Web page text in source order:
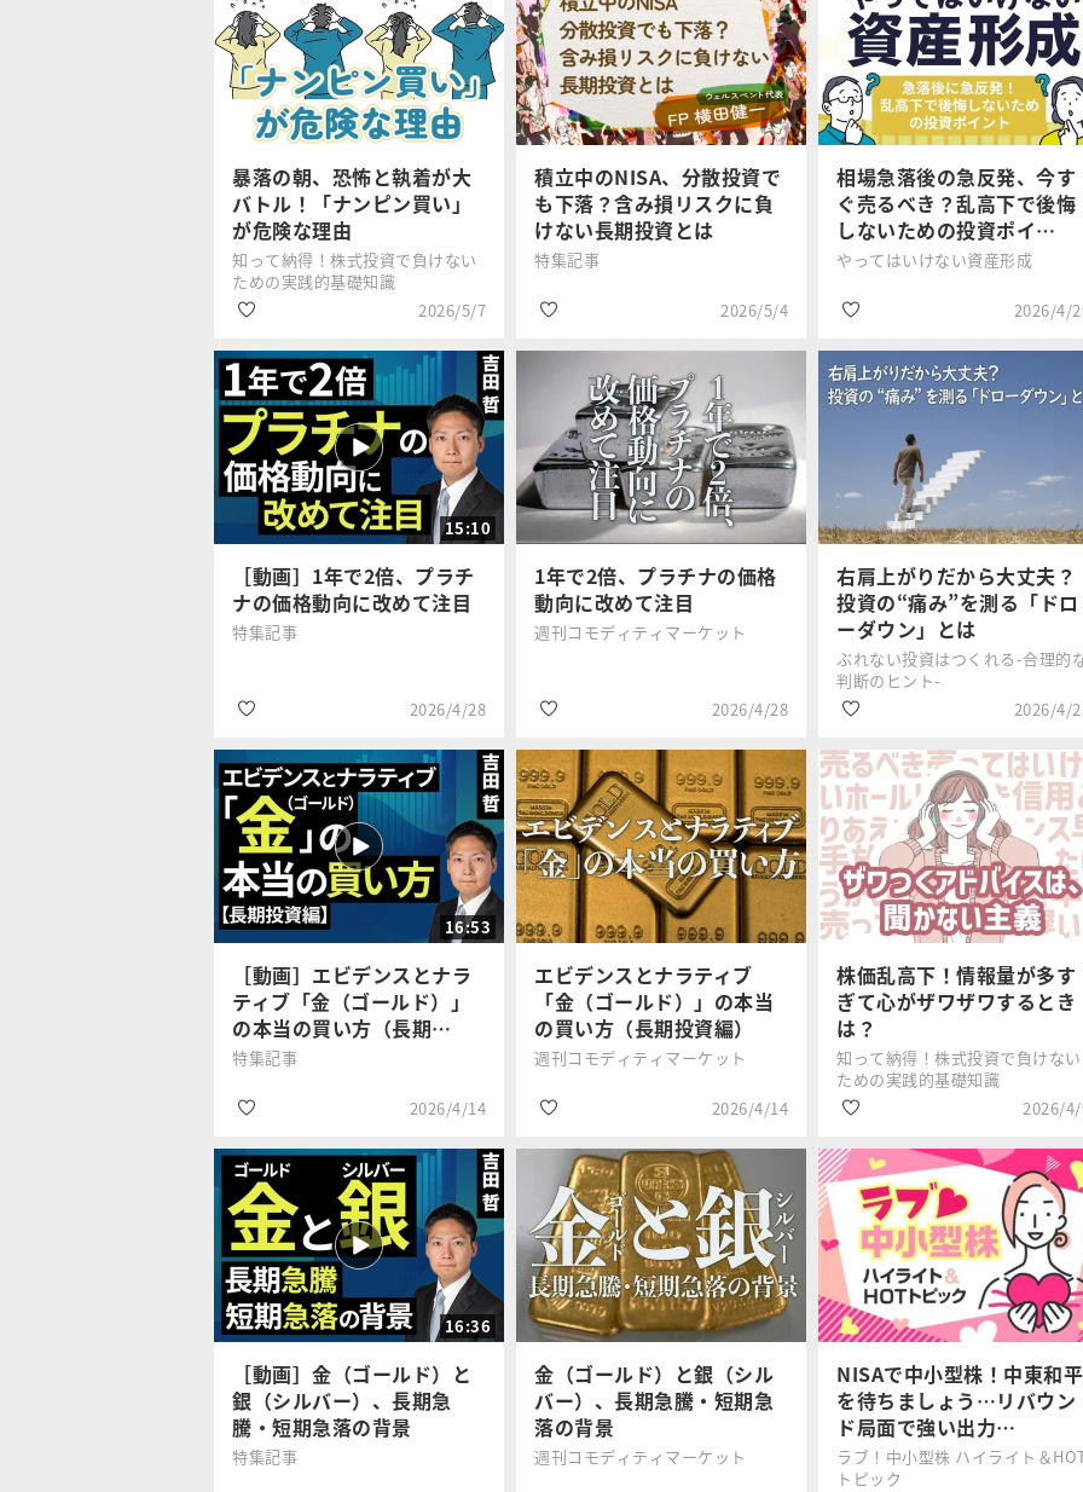
西崎努
#波乱相場
#資産形成
#NISA
上源 悠詞
#資産形成
#波乱相場
#投資信託
岡村 友哉
#新興株
#NISA
#波乱相場
暴落の朝、恐怖と執着が大
バトル！「ナンピン買い」
が危険な理由
知って納得！株式投資で負けない
ための実践的基礎知識
2026/5/7
足立 武志
#投資ルール
#損失確定
#利益確定
積立中のNISA、分散投資で
も下落？含み損リスクに負
けない長期投資とは
特集記事
2026/5/4
横田 健一
#NISA
#積立投資
#投資信託
相場急落後の急反発、今す
ぐ売るべき？乱高下で後悔
しないための投資ポイ…
やってはいけない資産形成
2026/4/
西崎努
#資産形成
#NISA
15:10
［動画］1年で2倍、プラチ
ナの価格動向に改めて注目
特集記事
2026/4/28
吉田 哲
#金・プラチナ
#商品先物・コモデ
ィティ
1年で2倍、プラチナの価格
動向に改めて注目
週刊コモディティマーケット
2026/4/28
吉田 哲
#金・プラチナ
#商品先物・コモデ
ィティ
右肩上がりだから大丈夫？
投資の“痛み”を測る「ドロ
ーダウン」とは
ぶれない投資はつくれる-合理的
判断のヒント-
2026/4/
上源 悠詞
#分散投資
#S＆P500指数
#資産形成
16:53
［動画］エビデンスとナラ
ティブ「金（ゴールド）」
の本当の買い方（長期…
特集記事
2026/4/14
吉田 哲
#金・プラチナ
#商品先物・コモデ
ィティ
エビデンスとナラティブ
「金（ゴールド）」の本当
の買い方（長期投資編）
週刊コモディティマーケット
2026/4/14
吉田 哲
#金・プラチナ
#商品先物・コモデ
ィティ
株価乱高下！情報量が多す
ぎて心がザワザワするとき
は？
知って納得！株式投資で負けない
ための実践的基礎知識
2026/
足立 武志
#投資ルール
#投資初心者
#波乱相場
16:36
［動画］金（ゴールド）と
銀（シルバー）、長期急
騰・短期急落の背景
特集記事
金（ゴールド）と銀（シル
バー）、長期急騰・短期急
落の背景
週刊コモディティマーケット
NISAで中小型株！中東和平
を待ちましょう…リバウン
ド局面で強い出力…
ラブ！中小型株 ハイライト＆
トピック